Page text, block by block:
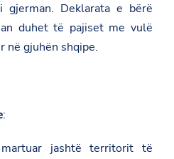
gjerman. Deklarata e bërë
duhet të pajiset me vulë
në gjuhën shqipe.
:
jashtë territorit të